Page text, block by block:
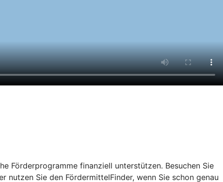
Förderprogramme finanziell unterstützen. Besuchen Sie
Sie den FördermittelFinder, wenn Sie schon genau